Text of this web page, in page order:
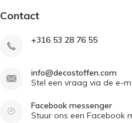
Contact
+316 53 28 76 55
info@decostoffen.com
Stel een vraag via de e-
Facebook messenger
Stuur ons een Facebook